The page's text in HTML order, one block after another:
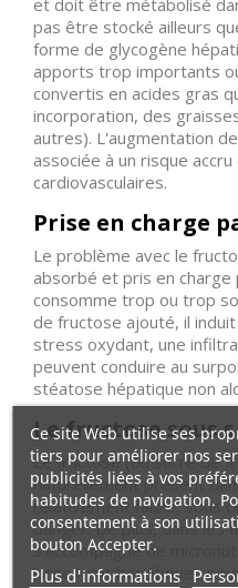
Accessoires
et
Divers
RSV
Plancher
Informations
produits
pas être stocké ailleurs
forme de glycogène
apports trop importants
convertis en acides gras
incorporation, des
autres). L'augmentation
associée à un risque
cardiovasculaires.
Prise en charge
Le problème avec le
absorbé et pris en charge
consomme trop ou trop
de fructose ajouté, il induit
stress oxydant, une
peuvent conduire au
stéatose hépatique non
Le fructose sous
Le fructose (ou sucre de
naturellement présent
relativement faible, sous
danger. De plus, dans les
s’accompagne de
largement bénéfiques
Ce site Web utilise ses
tiers pour améliorer nos
publicités liées à vos
habitudes de navigation.
consentement à son
bouton Accepter.
Plus d'informations